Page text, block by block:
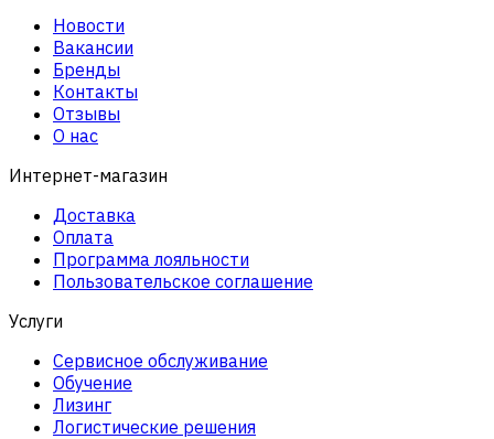
Новости
Вакансии
Бренды
Контакты
Отзывы
О нас
Интернет-магазин
Доставка
Оплата
Программа лояльности
Пользовательское соглашение
Услуги
Сервисное обслуживание
Обучение
Лизинг
Логистические решения